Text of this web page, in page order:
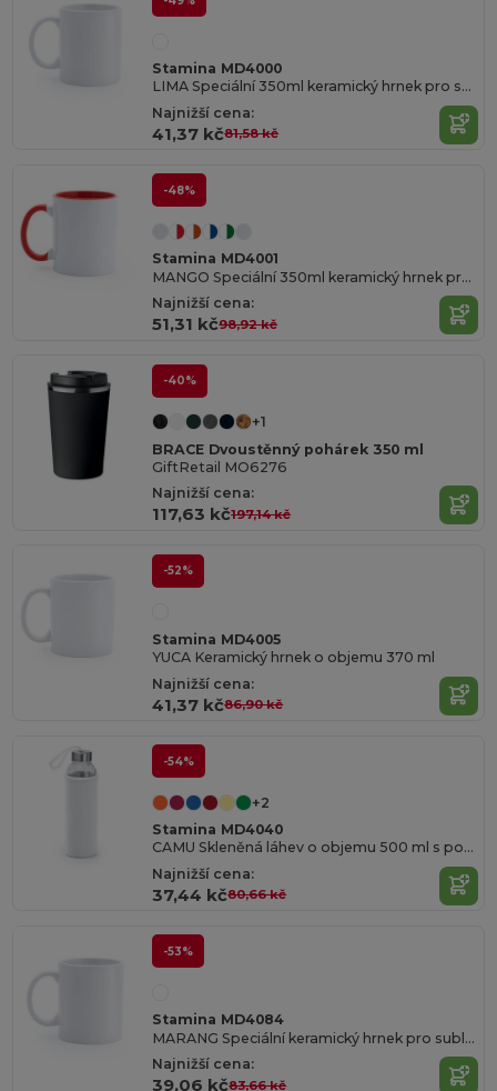
Stamina MD4000
LIMA Speciální 350ml keramický hrnek pro sublimační potisk
Najnižší cena:
41,37 kč81,58 kč
-48%
Stamina MD4001
MANGO Speciální 350ml keramický hrnek pro sublimační potisk
Najnižší cena:
51,31 kč98,92 kč
-40%
+1
BRACE Dvoustěnný pohárek 350 ml
GiftRetail MO6276
Najnižší cena:
117,63 kč197,14 kč
-52%
Stamina MD4005
YUCA Keramický hrnek o objemu 370 ml
Najnižší cena:
41,37 kč86,90 kč
-54%
+2
Stamina MD4040
CAMU Skleněná láhev o objemu 500 ml s pouzdrem z neoprenu v kombinaci s barevným poutkem na přenášení
Najnižší cena:
37,44 kč80,66 kč
-53%
Stamina MD4084
MARANG Speciální keramický hrnek pro sublimační potisk o objemu 250 ml
Najnižší cena:
39,06 kč83,66 kč